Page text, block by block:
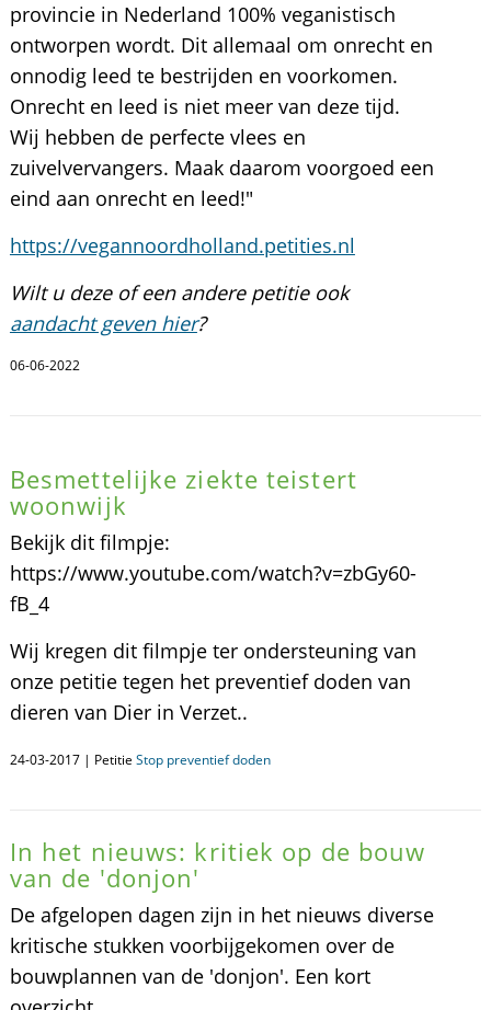
provincie in Nederland 100% veganistisch
ontworpen wordt. Dit allemaal om onrecht en
onnodig leed te bestrijden en voorkomen.
Onrecht en leed is niet meer van deze tijd.
Wij hebben de perfecte vlees en
zuivelvervangers. Maak daarom voorgoed een
eind aan onrecht en leed!"
https://vegannoordholland.petities.nl
Wilt u deze of een andere petitie ook
aandacht geven hier?
06-06-2022
Besmettelijke ziekte teistert
woonwijk
Bekijk dit filmpje:
https://www.youtube.com/watch?v=zbGy60-
fB_4
Wij kregen dit filmpje ter ondersteuning van
onze petitie tegen het preventief doden van
dieren van Dier in Verzet..
24-03-2017 | Petitie Stop preventief doden
In het nieuws: kritiek op de bouw
van de 'donjon'
De afgelopen dagen zijn in het nieuws diverse
kritische stukken voorbijgekomen over de
bouwplannen van de 'donjon'. Een kort